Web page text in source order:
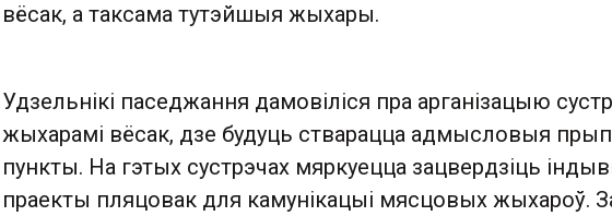
вёсак, а таксама тутэйшыя жыхары.
Удзельнікі паседжання дамовіліся пра арганізацыю
жыхарамі вёсак, дзе будуць стварацца адмысловыя
пункты. На гэтых сустрэчах мяркуецца зацвердзіць
праекты пляцовак для камунікацыі мясцовых жыхароў.